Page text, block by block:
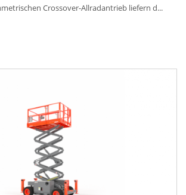
Crossover-Allradantrieb liefern d...